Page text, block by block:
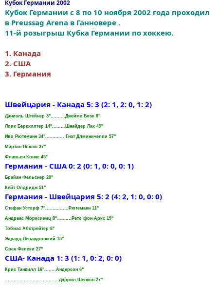
Кубок Германии 2002
Кубок Германии с 8 по 10 ноября 2002 года проходил
в Preussag Arena в Ганновере .
11-й розыгрыш Кубка Германии по хоккею.
1. Канада
2. США
3. Германия
Швейцария - Канада 5: 3 (2: 1, 2: 0, 1: 2)
Даниэль Штейнер 3"..........Джеймс Блэк 8"
Лоик Беркхолтер 14".........Шнайдер Лак 49"
Иво Рютеманн 34"............. Гнат Длминичелли 57"
Мартин Плюсс 37"
Флавьен Конне 45"
Германия - США 0: 2 (0: 1, 0: 0, 0: 1)
Брайан Фельснер 20"
Кейт Олдридж 51"
Германия - Швейцария 5: 2 (4: 2, 1: 0, 0: 0)
Стефан Усторф 7"................Рютеманн 11"
Андреас Moрксиниц 8"..........Рето фон Аркс 19"
Тобиас Aбстрейтер 8"
Эдуард Левандовский 15"
Свен Фелски 27"
США- Канада 1: 3 (1: 1, 0: 2, 0: 0)
Крис Taнкилл 16"........Андерсон 6"
.....................................Дэррил Шеннон 27"